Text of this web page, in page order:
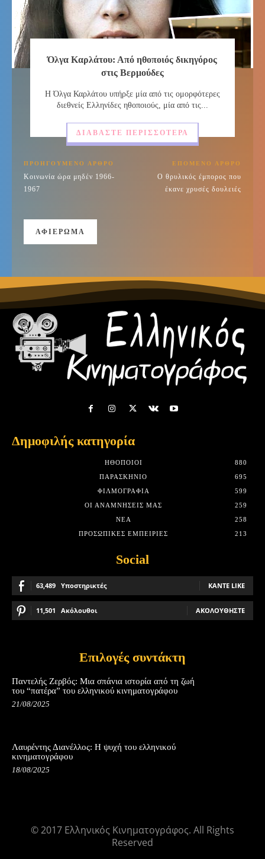
Όλγα Καρλάτου: Από ηθοποιός δικηγόρος
στις Βερμούδες
Η Όλγα Καρλάτου υπήρξε μία από τις ομορφότερες
διεθνείς Ελληνίδες ηθοποιούς, μία από τις...
ΔΙΑΒΆΣΤΕ ΠΕΡΙΣΣΌΤΕΡΑ
ΠΡΟΗΓΟΎΜΕΝΟ ΆΡΘΡΟ
Κοινωνία ώρα μηδέν 1966-
1967
ΕΠΌΜΕΝΟ ΆΡΘΡΟ
Ο θρυλικός έμπορος που
έκανε χρυσές δουλειές
ΑΦΙΈΡΩΜΑ
Δημοφιλής κατηγορία
HΘΟΠΟΙΟΊ
880
ΠΑΡΑΣΚΉΝΙΟ
695
ΦΙΛΜΟΓΡΑΦΊΑ
599
ΟΙ ΑΝΑΜΝΉΣΕΙΣ ΜΑΣ
259
ΝΈΑ
258
ΠΡΟΣΩΠΙΚΈΣ ΕΜΠΕΙΡΊΕΣ
213
Social
63,489 Υποστηρικτές ΚΆΝΤΕ LIKE
11,501 Ακόλουθοι ΑΚΟΛΟΥΘΉΣΤΕ
Επιλογές συντάκτη
Παντελής Ζερβός: Μια σπάνια ιστορία από τη ζωή
του “πατέρα” του ελληνικού κινηματογράφου
21/08/2025
Λαυρέντης Διανέλλος: Η ψυχή του ελληνικού
κινηματογράφου
18/08/2025
© 2017 Ελληνικός Κινηματογράφος. All Rights
Reserved